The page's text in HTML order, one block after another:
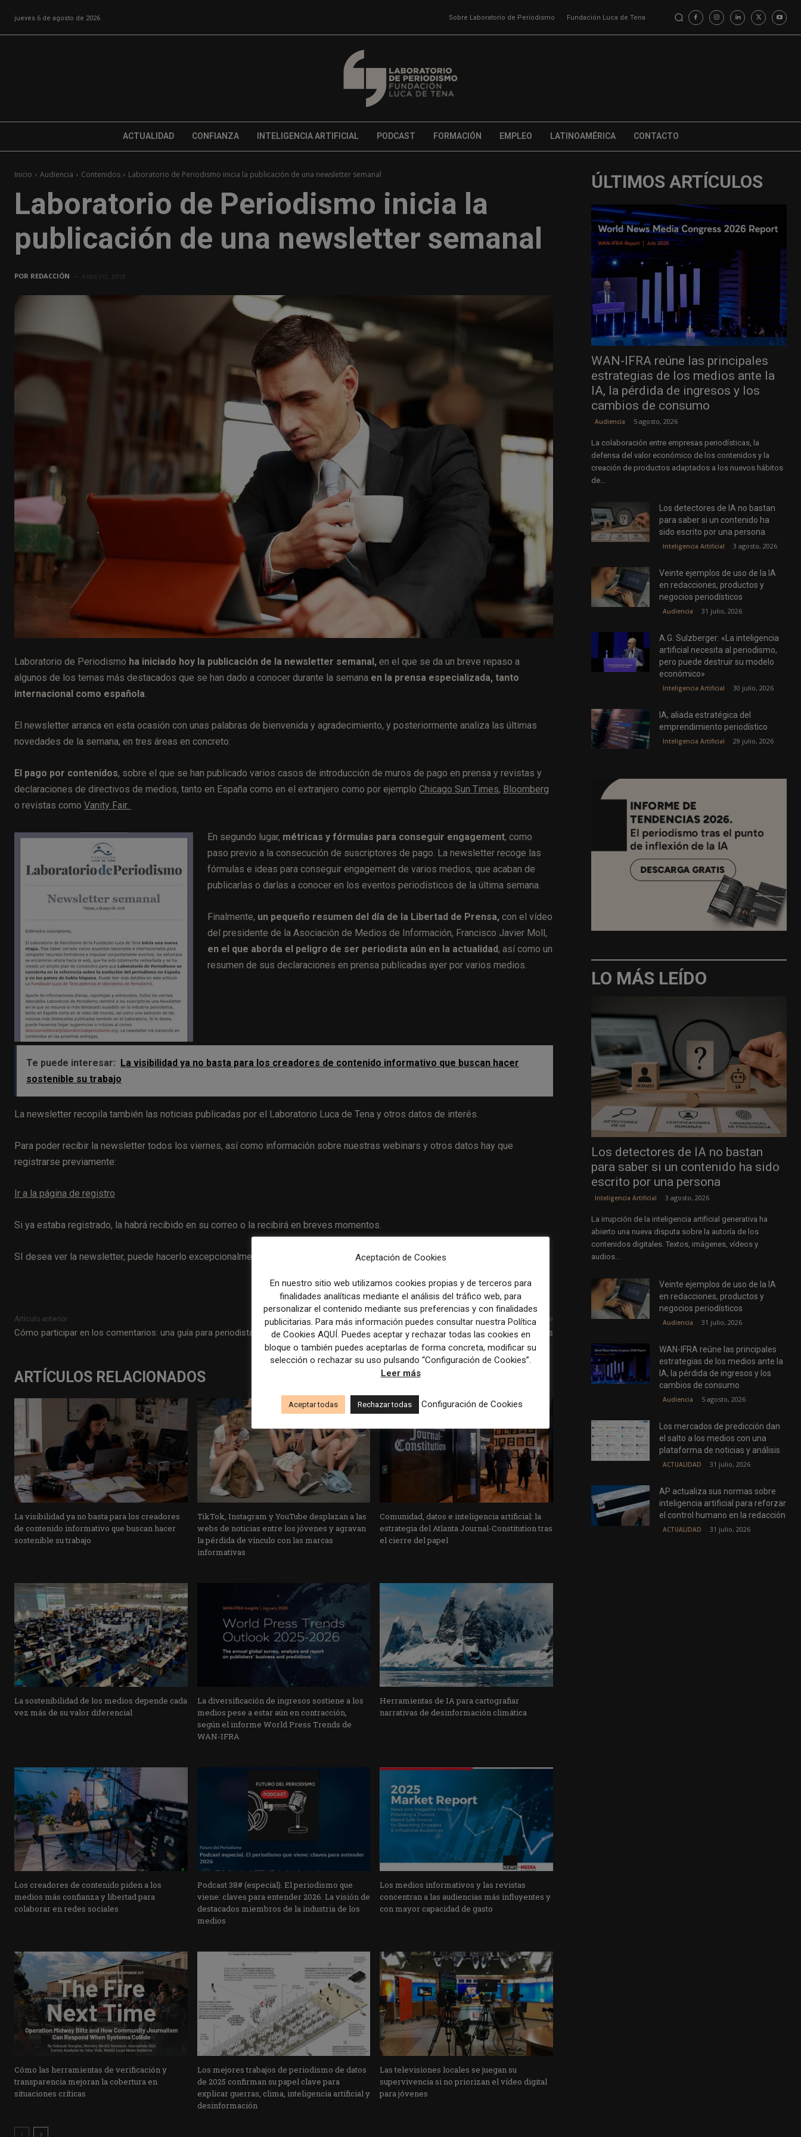
jueves 6 de agosto de 2026 Sobre Laboratorio de Periodismo Fundación Luca de Tena
ACTUALIDAD CONFIANZA INTELIGENCIA ARTIFICIAL PODCAST FORMACIÓN EMPLEO LATINOAMÉRICA CONTACTO
Inicio Audiencia Contenidos Laboratorio de Periodismo inicia la publicación de una newsletter semanal
Laboratorio de Periodismo inicia la
publicación de una newsletter semanal
POR REDACCIÓN
Laboratorio de Periodismo ha iniciado hoy la publicación de la newsletter semanal, en el que se da un breve repaso a
algunos de los temas más destacados que se han dado a conocer durante la semana en la prensa especializada, tanto
internacional como española.
El newsletter arranca en esta ocasión con unas palabras de bienvenida y agradecimiento, y posteriormente analiza las últimas
novedades de la semana, en tres áreas en concreto:
El pago por contenidos, sobre el que se han publicado varios casos de introducción de muros de pago en prensa y revistas y
declaraciones de directivos de medios, tanto en España como en el extranjero como por ejemplo Chicago Sun Times, Bloomberg
o revistas como Vanity Fair.
En segundo lugar, métricas y fórmulas para conseguir engagement, como
paso previo a la consecución de suscriptores de pago. La newsletter recoge las
fórmulas e ideas para conseguir engagement de varios medios, que acaban de
publicarlas o darlas a conocer en los eventos periodísticos de la última semana.
Finalmente, un pequeño resumen del día de la Libertad de Prensa, con el vídeo
del presidente de la Asociación de Medios de Información, Francisco Javier Moll,
en el que aborda el peligro de ser periodista aún en la actualidad, así como un
resumen de sus declaraciones en prensa publicadas ayer por varios medios.
Te puede interesar:
La visibilidad ya no basta para los creadores de contenido informativo que buscan hacer
sostenible su trabajo
La newsletter recopila también las noticias publicadas por el Laboratorio Luca de Tena y otros datos de interés.
Para poder recibir la newsletter todos los viernes, así como información sobre nuestras webinars y otros datos hay que
registrarse previamente:
Ir a la página de registro
Si ya estaba registrado, la habrá recibido en su correo o la recibirá en breves momentos.
SI desea ver la newsletter, puede hacerlo excepcionalmente esta semana
Artículo anterior
Cómo participar en los comentarios: una guía para periodistas
Artículo siguiente
Siete puntos clave para lograr más suscriptores digitales
ARTÍCULOS RELACIONADOS
La visibilidad ya no basta para los creadores
de contenido informativo que buscan hacer
sostenible su trabajo
TikTok, Instagram y YouTube desplazan a las
webs de noticias entre los jóvenes y agravan
la pérdida de vínculo con las marcas
informativas
Comunidad, datos e inteligencia artificial: la
estrategia del Atlanta Journal-Constitution tras
el cierre del papel
La sostenibilidad de los medios depende cada
vez más de su valor diferencial
La diversificación de ingresos sostiene a los
medios pese a estar aún en contracción,
según el informe World Press Trends de
WAN-IFRA
Herramientas de IA para cartografiar
narrativas de desinformación climática
Los creadores de contenido piden a los
medios más confianza y libertad para
colaborar en redes sociales
Podcast 38# (especial). El periodismo que
viene: claves para entender 2026. La visión de
destacados miembros de la industria de los
medios
Los medios informativos y las revistas
concentran a las audiencias más influyentes y
con mayor capacidad de gasto
Cómo las herramientas de verificación y
transparencia mejoran la cobertura en
situaciones críticas
Los mejores trabajos de periodismo de datos
de 2025 confirman su papel clave para
explicar guerras, clima, inteligencia artificial y
desinformación
Las televisiones locales se juegan su
supervivencia si no priorizan el vídeo digital
para jóvenes
ÚLTIMOS ARTÍCULOS
WAN-IFRA reúne las principales
estrategias de los medios ante la
IA, la pérdida de ingresos y los
cambios de consumo
Audiencia 5 agosto, 2026
La colaboración entre empresas periodísticas, la
defensa del valor económico de los contenidos y la
creación de productos adaptados a los nuevos hábitos
de...
Los detectores de IA no bastan
para saber si un contenido ha
sido escrito por una persona
Inteligencia Artificial 3 agosto, 2026
Veinte ejemplos de uso de la IA
en redacciones, productos y
negocios periodísticos
Audiencia 31 julio, 2026
A.G. Sulzberger: «La inteligencia
artificial necesita al periodismo,
pero puede destruir su modelo
económico»
Inteligencia Artificial 30 julio, 2026
IA, aliada estratégica del
emprendimiento periodístico
Inteligencia Artificial 29 julio, 2026
LO MÁS LEÍDO
Los detectores de IA no bastan
para saber si un contenido ha sido
escrito por una persona
Inteligencia Artificial 3 agosto, 2026
La irrupción de la inteligencia artificial generativa ha
abierto una nueva disputa sobre la autoría de los
contenidos digitales. Textos, imágenes, vídeos y
audios...
Veinte ejemplos de uso de la IA
en redacciones, productos y
negocios periodísticos
Audiencia 31 julio, 2026
WAN-IFRA reúne las principales
estrategias de los medios ante la
IA, la pérdida de ingresos y los
cambios de consumo
Audiencia 5 agosto, 2026
Los mercados de predicción dan
el salto a los medios con una
plataforma de noticias y análisis
ACTUALIDAD 31 julio, 2026
AP actualiza sus normas sobre
inteligencia artificial para reforzar
el control humano en la redacción
ACTUALIDAD 31 julio, 2026
Aceptación de Cookies
En nuestro sitio web utilizamos cookies propias y de terceros para
finalidades analíticas mediante el análisis del tráfico web, para
personalizar el contenido mediante sus preferencias y con finalidades
publicitarias. Para más información puedes consultar nuestra Política
de Cookies AQUÍ. Puedes aceptar y rechazar todas las cookies en
bloque o también puedes aceptarlas de forma concreta, modificar su
selección o rechazar su uso pulsando “Configuración de Cookies”.
Leer más
Aceptar todas Rechazar todas Configuración de Cookies